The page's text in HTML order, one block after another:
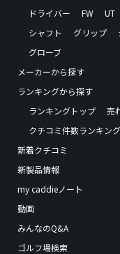
ドライバー
FW UT
シャフト
グリップ
グローブ
メーカーから探す
ランキングから探す
ランキングトップ
売
クチコミ件数ランキング
新着クチコミ
新製品情報
my caddieノート
動画
みんなのQ&A
ゴルフ場検索